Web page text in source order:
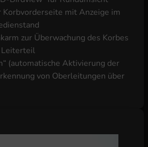
Korbvorderseite mit Anzeige im
zur Überwachung des Korbes
Leiterteil
(automatische Aktivierung der
von Oberleitungen über